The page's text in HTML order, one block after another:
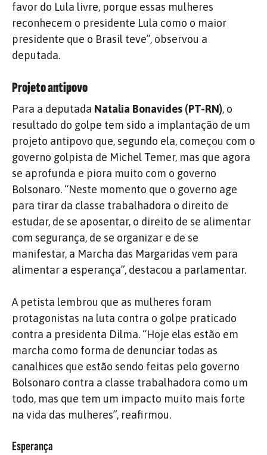
favor do Lula livre, porque essas mulheres
reconhecem o presidente Lula como o maior
presidente que o Brasil teve”, observou a
deputada.
Projeto antipovo
Para a deputada Natalia Bonavides (PT-RN), o
resultado do golpe tem sido a implantação de um
projeto antipovo que, segundo ela, começou com o
governo golpista de Michel Temer, mas que agora
se aprofunda e piora muito com o governo
Bolsonaro. “Neste momento que o governo age
para tirar da classe trabalhadora o direito de
estudar, de se aposentar, o direito de se alimentar
com segurança, de se organizar e de se
manifestar, a Marcha das Margaridas vem para
alimentar a esperança”, destacou a parlamentar.
A petista lembrou que as mulheres foram
protagonistas na luta contra o golpe praticado
contra a presidenta Dilma. “Hoje elas estão em
marcha como forma de denunciar todas as
canalhices que estão sendo feitas pelo governo
Bolsonaro contra a classe trabalhadora como um
todo, mas que tem um impacto muito mais forte
na vida das mulheres”, reafirmou.
Esperança